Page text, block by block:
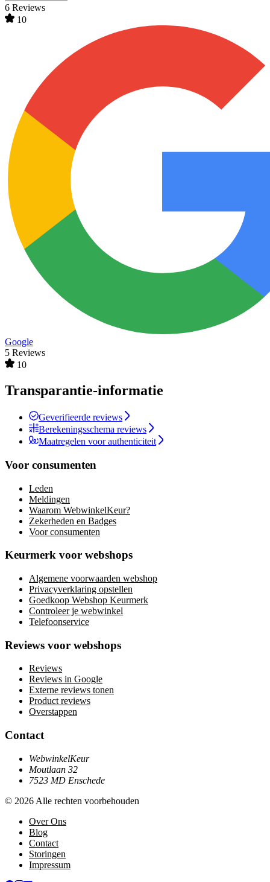
6 Reviews
10
Google
5 Reviews
10
Transparantie-informatie
Geverifieerde reviews
Berekeningsschema reviews
Maatregelen voor authenticiteit
Voor consumenten
Leden
Meldingen
Waarom WebwinkelKeur?
Zekerheden en Badges
Voor consumenten
Keurmerk voor webshops
Algemene voorwaarden webshop
Privacyverklaring opstellen
Goedkoop Webshop Keurmerk
Controleer je webwinkel
Telefoonservice
Reviews voor webshops
Reviews
Reviews in Google
Externe reviews tonen
Product reviews
Overstappen
Contact
WebwinkelKeur
Moutlaan 32
7523 MD Enschede
© 2026 Alle rechten voorbehouden
Over Ons
Blog
Contact
Storingen
Impressum